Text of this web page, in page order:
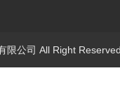
限公司 All Right